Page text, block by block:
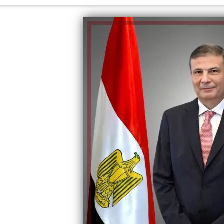
إلهام شرشر تكتب: دي مبقتش كورة..
الكاتبة إلهام شرشر تهنئ الرئيس
السيسي بعيد ميلاده وتُشيد بجهوده